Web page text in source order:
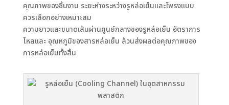
คุณภาพของชิ้นงาน ระยะห่างระหว่างรูหล่อเย็นและโพรงแบบ
ควรเลือกอย่างเหมาะสม
ความยาวและขนาดเส้นผ่านศูนย์กลางของรูหล่อเย็น อัตราการ
ไหลและ อุณหภูมิของสารหล่อเย็น ล้วนส่งผลต่อคุณภาพของ
การหล่อเย็นทั้งสิ้น